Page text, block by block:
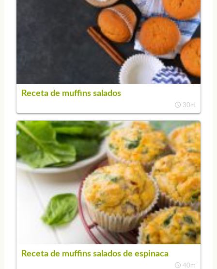
Receta de muffins salados
30m
Receta de muffins salados de espinaca
40m